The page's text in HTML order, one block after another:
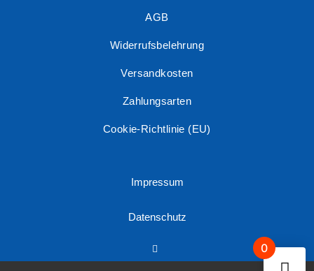
AGB
Widerrufsbelehrung
Versandkosten
Zahlungsarten
Cookie-Richtlinie (EU)
Impressum
Datenschutz
0